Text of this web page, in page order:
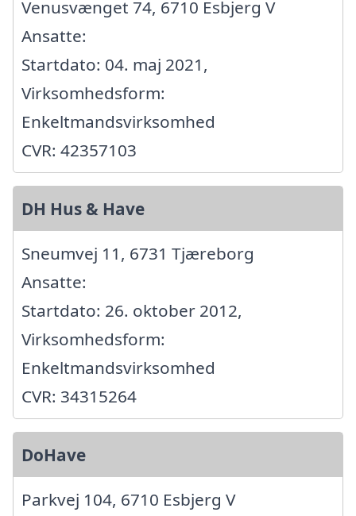
Venusvænget 74, 6710 Esbjerg V
Ansatte:
Startdato: 04. maj 2021,
Virksomhedsform:
Enkeltmandsvirksomhed
CVR: 42357103
DH Hus & Have
Sneumvej 11, 6731 Tjæreborg
Ansatte:
Startdato: 26. oktober 2012,
Virksomhedsform:
Enkeltmandsvirksomhed
CVR: 34315264
DoHave
Parkvej 104, 6710 Esbjerg V